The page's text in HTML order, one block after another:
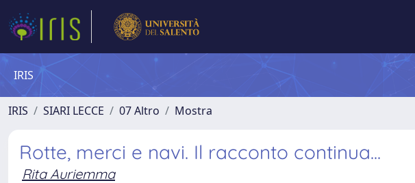
IRIS
IRIS SIARI LECCE 07 Altro Mostra
Rotte, merci e navi. Il racconto continua...
Rita Auriemma